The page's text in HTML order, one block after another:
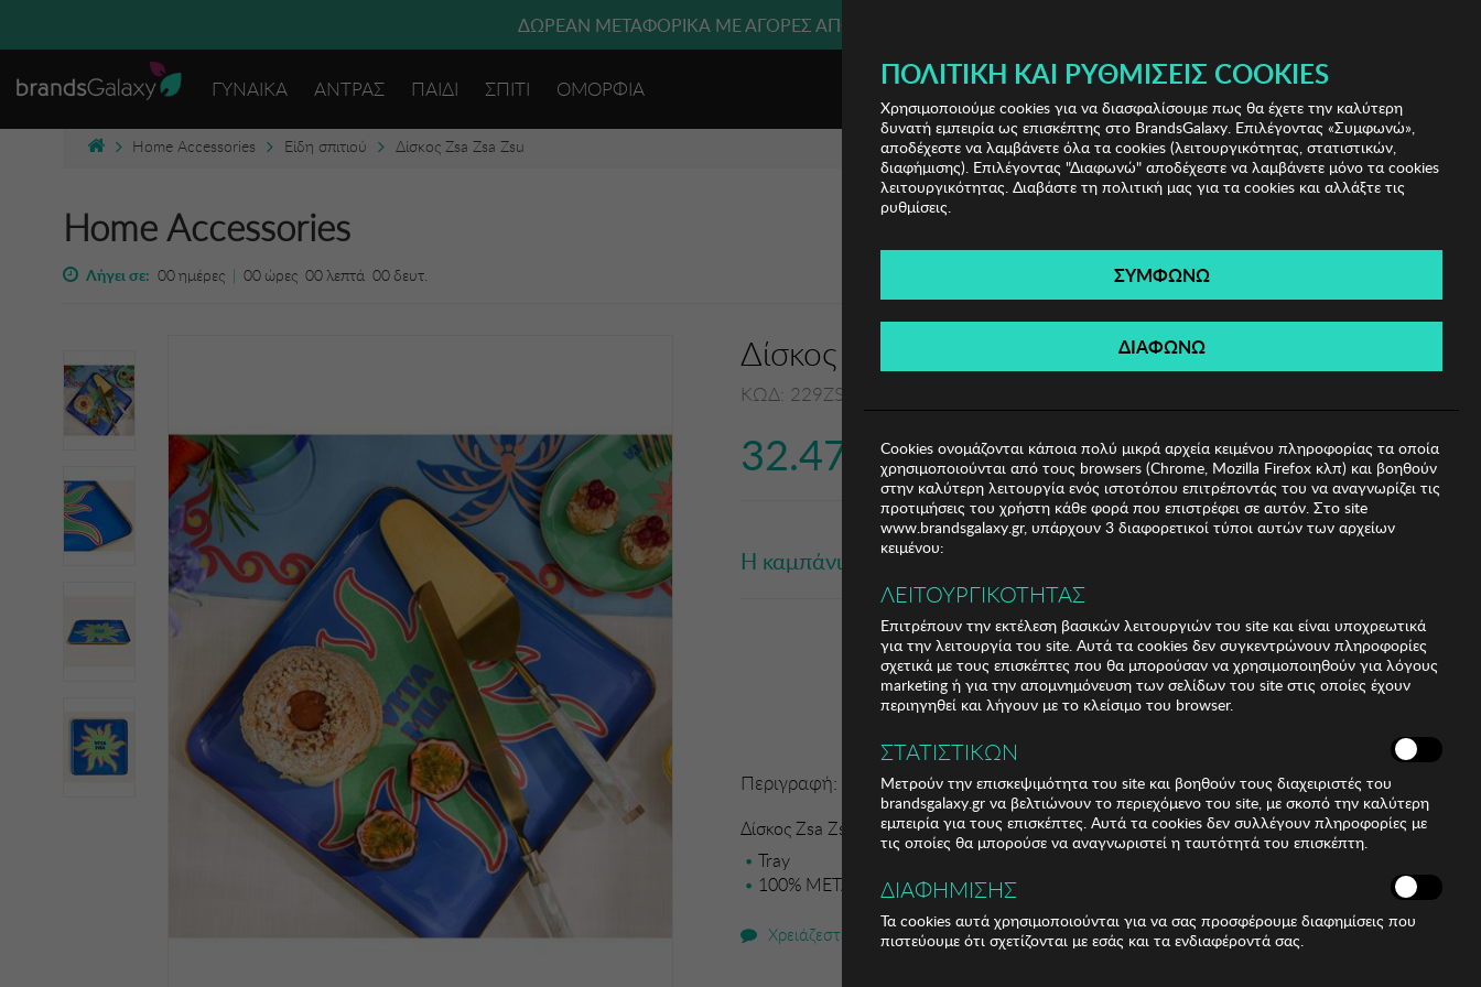
ΔΩΡΕΑΝ ΜΕΤΑΦΟΡΙΚΑ ΜΕ ΠΙΣΤΩΤΙΚΗ Ή ΧΡΕΩΣΤΙΚΗ ΚΑΡΤΑ, PAYPAL & IRIS!
ΔΩΡΕΑΝ ΜΕΤΑΦΟΡΙΚΑ ΜΕ ΑΓΟΡΕΣ ΑΠΌ 49€ ΚΑΙ ΆΝΩ!
ΓΥΝΑΙΚΑ ΑΝΤΡΑΣ ΠΑΙΔΙ ΣΠΙΤΙ ΟΜΟΡΦΙΑ (0)
Home Accessories Είδη σπιτιού Δίσκος Zsa Zsa Zsu
Home Accessories
Λήγει σε: 00ημέρες | 00 ώρες 00λεπτά 00 δευτ.
Δίσκος Zsa Zsa Zsu
ΚΩΔ: 229ZSU1545
32.47€
Η καμπάνια έχει λήξει
Περιγραφή:
Δίσκος Zsa Zsa Zsu
Tray
100% METAL
Χρειάζεστε βοήθεια;
ΠΟΛΙΤΙΚΉ ΚΑΙ ΡΥΘΜΊΣΕΙΣ COOKIES
Χρησιμοποιούμε cookies για να διασφαλίσουμε πως θα έχετε την καλύτερη
δυνατή εμπειρία ως επισκέπτης στο BrandsGalaxy. Επιλέγοντας «Συμφωνώ»,
αποδέχεστε να λαμβάνετε όλα τα cookies (λειτουργικότητας, στατιστικών,
διαφήμισης). Επιλέγοντας "Διαφωνώ" αποδέχεστε να λαμβάνετε μόνο τα cookies
λειτουργικότητας. Διαβάστε τη πολιτική μας για τα cookies και αλλάξτε τις
ρυθμίσεις.
ΣΥΜΦΩΝΩ
ΔΙΑΦΩΝΩ
Cookies ονομάζονται κάποια πολύ μικρά αρχεία κειμένου πληροφορίας τα οποία
χρησιμοποιούνται από τους browsers (Chrome, Mozilla Firefox κλπ) και βοηθούν
στην καλύτερη λειτουργία ενός ιστοτόπου επιτρέποντάς του να αναγνωρίζει τις
προτιμήσεις του χρήστη κάθε φορά που επιστρέφει σε αυτόν. Στο site
www.brandsgalaxy.gr, υπάρχουν 3 διαφορετικοί τύποι αυτών των αρχείων
κειμένου:
ΛΕΙΤΟΥΡΓΙΚΟΤΗΤΑΣ
Επιτρέπουν την εκτέλεση βασικών λειτουργιών του site και είναι υποχρεωτικά
για την λειτουργία του site. Αυτά τα cookies δεν συγκεντρώνουν πληροφορίες
σχετικά με τους επισκέπτες που θα μπορούσαν να χρησιμοποιηθούν για λόγους
marketing ή για την απομνημόνευση των σελίδων του site στις οποίες έχουν
περιηγηθεί και λήγουν με το κλείσιμο του browser.
ΣΤΑΤΙΣΤΙΚΩΝ
Μετρούν την επισκεψιμότητα του site και βοηθούν τους διαχειριστές του
brandsgalaxy.gr να βελτιώνουν το περιεχόμενο του site, με σκοπό την καλύτερη
εμπειρία για τους επισκέπτες. Αυτά τα cookies δεν συλλέγουν πληροφορίες με
τις οποίες θα μπορούσε να αναγνωριστεί η ταυτότητά του επισκέπτη.
ΔΙΑΦΗΜΙΣΗΣ
Τα cookies αυτά χρησιμοποιούνται για να σας προσφέρουμε διαφημίσεις που
πιστεύουμε ότι σχετίζονται με εσάς και τα ενδιαφέροντά σας.